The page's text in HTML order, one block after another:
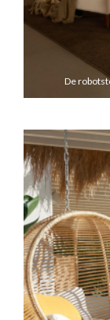
De